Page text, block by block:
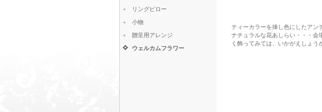
リングピロー
小物
贈呈用アレンジ
ウェルカムフラワー
ティーカラーを挿し色にしたアン
ナチュラルな花あしらい・・・会
く飾ってみては、いかがえしょう